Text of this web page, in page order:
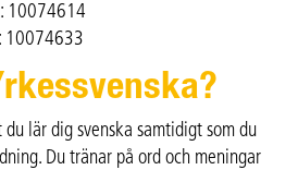
: 10074614
: 10074633
du lär dig svenska samtidigt som du
Du tränar på ord och meningar